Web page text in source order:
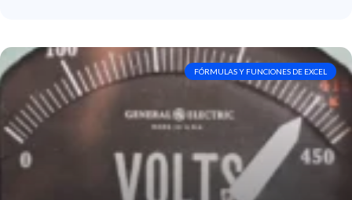
FÓRMULAS Y FUNCIONES DE EXCEL